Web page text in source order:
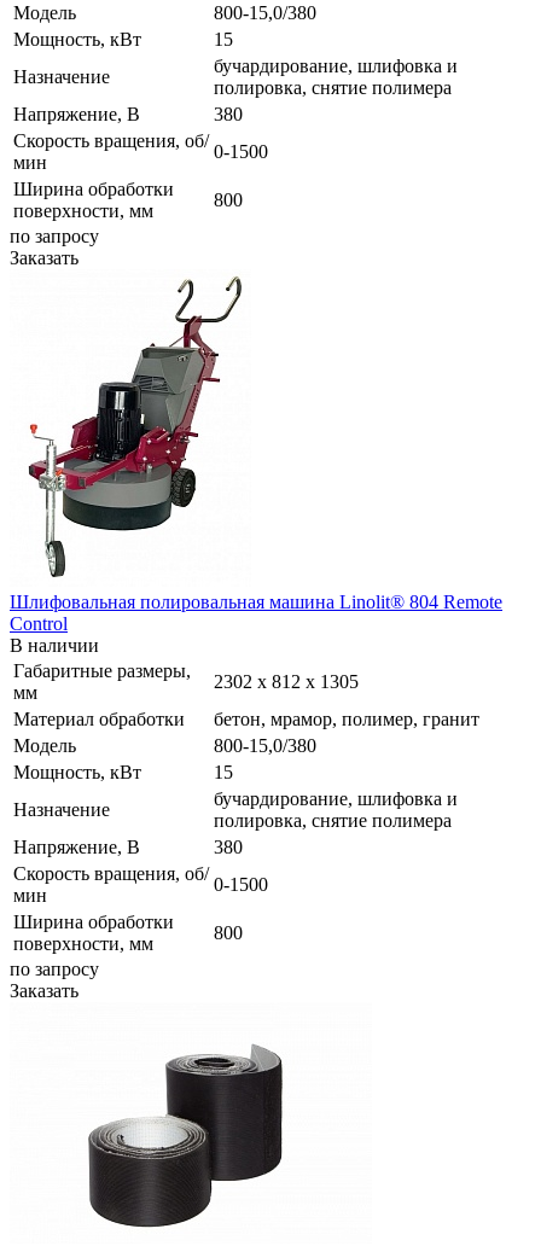
Модель
800-15,0/380
Мощность, кВт
15
Назначение
бучардирование, шлифовка и
полировка, снятие полимера
Напряжение, В
380
Скорость вращения, об/
мин
0-1500
Ширина обработки
поверхности, мм
800
по запросу
Заказать
Шлифовальная полировальная машина Linolit® 804 Remote
Control
В наличии
Габаритные размеры,
мм
2302 х 812 х 1305
Материал обработки
бетон, мрамор, полимер, гранит
Модель
800-15,0/380
Мощность, кВт
15
Назначение
бучардирование, шлифовка и
полировка, снятие полимера
Напряжение, В
380
Скорость вращения, об/
мин
0-1500
Ширина обработки
поверхности, мм
800
по запросу
Заказать